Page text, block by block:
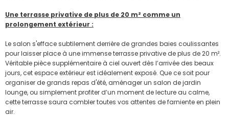
Une terrasse privative de plus de 20 m² comme un
prolongement extérieur :
Le salon s'efface subtilement derrière de grandes baies coulissantes
pour laisser place à une immense terrasse privative de plus de 20 m².
Véritable pièce supplémentaire à ciel ouvert dès l’arrivée des beaux
jours, cet espace extérieur est idéalement exposé. Que ce soit pour
organiser de grands repas d'été, aménager un salon de jardin
lounge, ou simplement profiter d’un moment de lecture au calme,
cette terrasse saura combler toutes vos attentes de farniente en plein
air.